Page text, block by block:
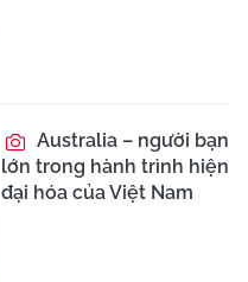
Australia – người bạn
lớn trong hành trình hiện
đại hóa của Việt Nam